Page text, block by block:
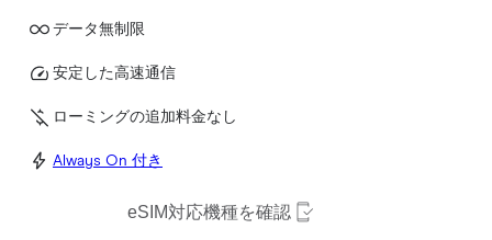
データ無制限
安定した高速通信
ローミングの追加料金なし
Always On 付き
eSIM対応機種を確認